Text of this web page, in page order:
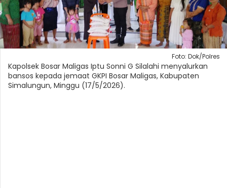
Foto: Dok/Polres
Kapolsek Bosar Maligas Iptu Sonni G Silalahi menyalurkan
bansos kepada jemaat GKPI Bosar Maligas, Kabupaten
Simalungun, Minggu (17/5/2026).